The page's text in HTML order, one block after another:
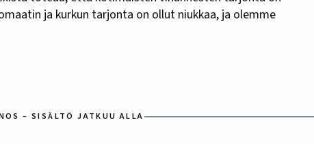
ja kurkun tarjonta on ollut niukkaa, ja olemme
– SISÄLTÖ JATKUU ALLA